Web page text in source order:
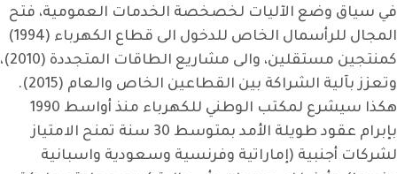
في سياق وضع الآليات لخصخصة الخدمات العمومية، فتح
المجال للرأسمال الخاص للدخول الى قطاع الكهرباء (1994)
كمنتجين مستقلين، والى مشاريع الطاقات المتجددة (2010)،
وتعزز بآلية الشراكة بين القطاعين الخاص والعام (2015).
هكذا سيشرع لمكتب الوطني للكهرباء منذ أواسط 1990
بإبرام عقود طويلة الأمد بمتوسط 30 سنة تمنح الامتياز
لشركات أجنبية (إماراتية وفرنسية وسعودية واسبانية